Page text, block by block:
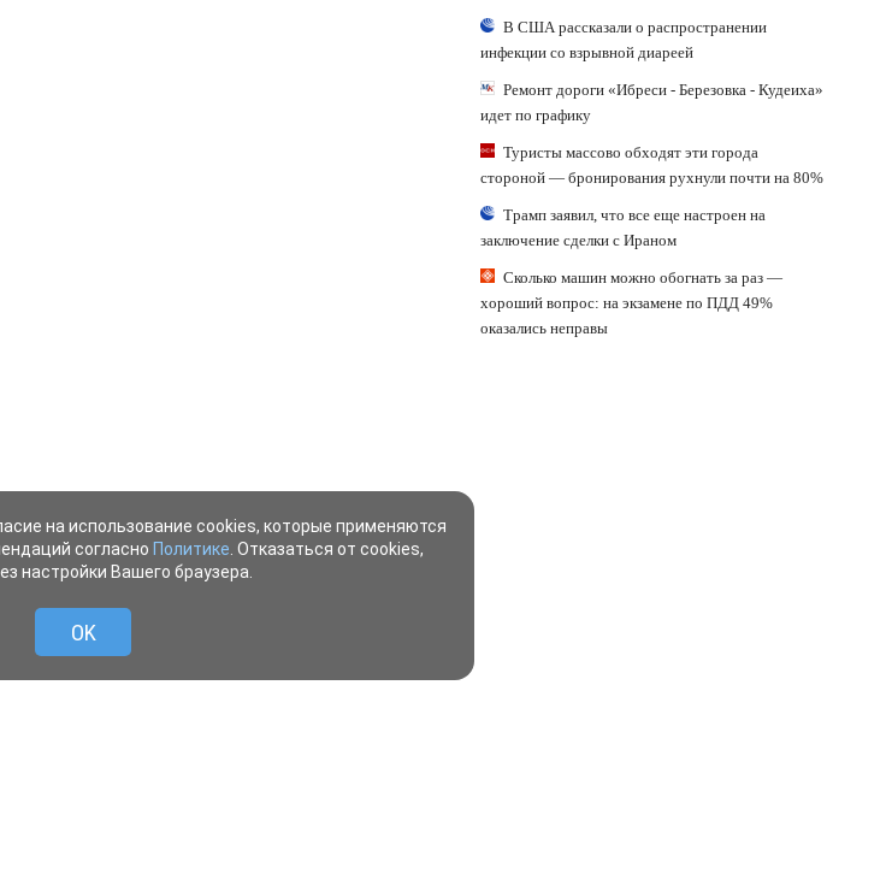
В США рассказали о распространении
инфекции со взрывной диареей
Ремонт дороги «Ибреси - Березовка - Кудеиха»
идет по графику
Туристы массово обходят эти города
стороной — бронирования рухнули почти на 80%
Трамп заявил, что все еще настроен на
заключение сделки с Ираном
Сколько машин можно обогнать за раз —
хороший вопрос: на экзамене по ПДД 49%
оказались неправы
на использование cookies, которые применяются
согласно Политике . Отказаться от cookies,
настройки Вашего браузера.
OK